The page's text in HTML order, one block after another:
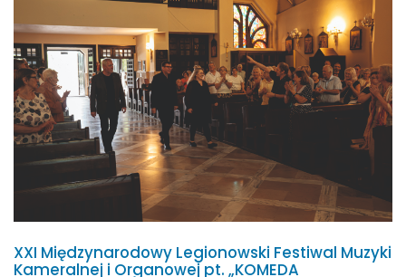
XXI Międzynarodowy Legionowski Festiwal Muzyki
Kameralnej i Organowej pt. „KOMEDA